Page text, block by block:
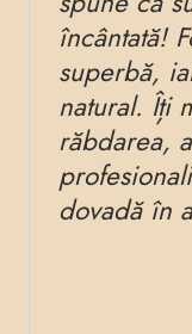
încântată!
superbă,
natural. Îți
răbdarea,
dovadă în